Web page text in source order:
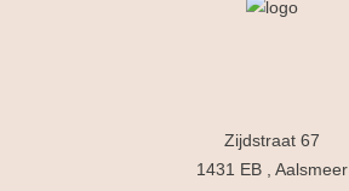
Zijdstraat 67
1431 EB , Aalsmeer